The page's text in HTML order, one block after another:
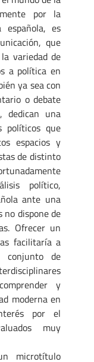
por la
es
que
variedad de
a política en
ya sea con
o debate
dedican una
políticos que
espacios y
de distinto
político,
ante una
no dispone de
Ofrecer un
facilitaría a
conjunto de
y
moderna en
por el
muy
microtítulo